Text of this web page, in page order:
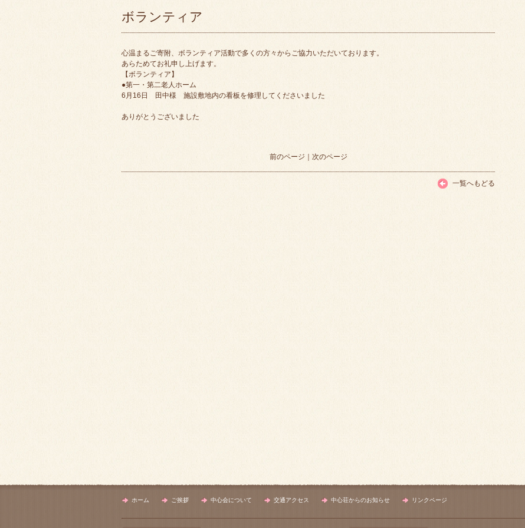
ボランティア
心温まるご寄附、ボランティア活動で多くの方々からご協力いただいております。
あらためてお礼申し上げます。
【ボランティア】
●第一・第二老人ホーム
6月16日 田中様 施設敷地内の看板を修理してくださいました
ありがとうございました
前のページ 次のページ
一覧へもどる
ホーム ご挨拶 中心会について 交通アクセス 中心荘からのお知らせ リンクページ